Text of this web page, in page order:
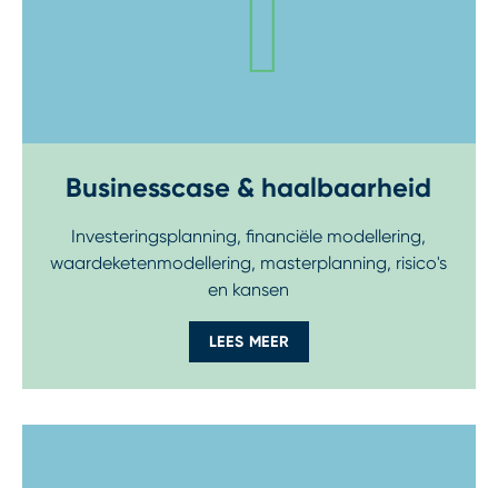
Businesscase & haalbaarheid
Investeringsplanning, financiële modellering,
waardeketenmodellering, masterplanning, risico's
en kansen
LEES MEER